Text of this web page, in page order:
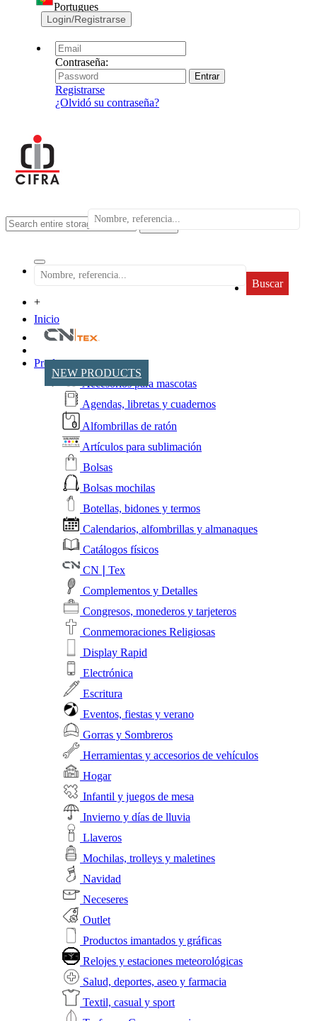
Portugues
Login/Registrarse
Contraseña:
Registrarse
¿Olvidó su contraseña?
search
Buscar
+
Inicio
NEW PRODUCTS
Productos
Accesorios para mascotas
Agendas, libretas y cuadernos
Alfombrillas de ratón
Artículos para sublimación
Bolsas
Bolsas mochilas
Botellas, bidones y termos
Calendarios, alfombrillas y almanaques
Catálogos físicos
CN❘Tex
Complementos y Detalles
Congresos, monederos y tarjeteros
Conmemoraciones Religiosas
Display Rapid
Electrónica
Escritura
Eventos, fiestas y verano
Gorras y Sombreros
Herramientas y accesorios de vehículos
Hogar
Infantil y juegos de mesa
Invierno y días de lluvia
Llaveros
Mochilas, trolleys y maletines
Navidad
Neceseres
Outlet
Productos imantados y gráficas
Relojes y estaciones meteorológicas
Salud, deportes, aseo y farmacia
Textil, casual y sport